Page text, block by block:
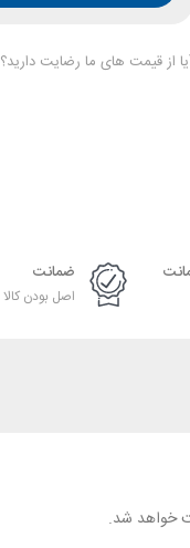
از قیمت های ما رضایت دارید؟
ضمانت
اصل بودن کالا
خواهد شد.